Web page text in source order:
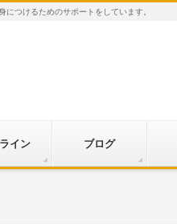
つけるためのサポートをしています。
イン ブログ